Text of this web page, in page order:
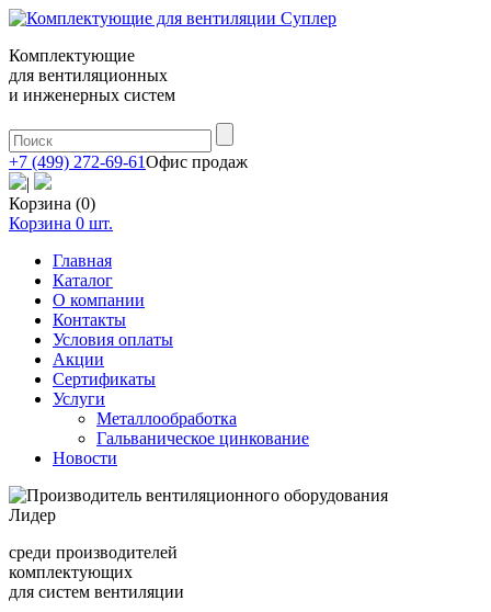
Комплектующие
для вентиляционных
и инженерных систем
+7 (499) 272-69-61Офис продаж
|
Корзина (0)
Корзина 0 шт.
Главная
Каталог
О компании
Контакты
Условия оплаты
Акции
Сертификаты
Услуги
Металлообработка
Гальваническое цинкование
Новости
Лидер
среди производителей
комплектующих
для систем вентиляции